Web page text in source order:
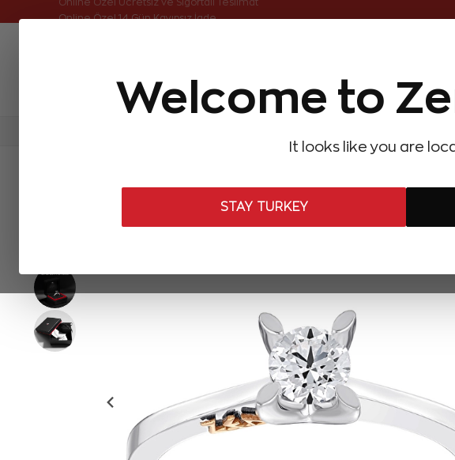
Welcome to
It looks like you are
STAY TURKEY
Online Özel Ücretsiz ve Sigortalı Teslimat
Aynı Gün Kargo Çok Satanlar Hediye